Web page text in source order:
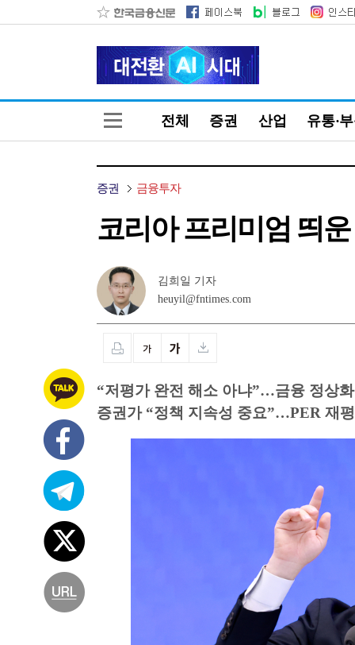
전체 증권 산업 유통·
증권 금융투자
코리아 프리미엄 띄
김희일 기자
heuyil@fntimes.com
“저평가 완전 해소 아냐”…금융 정상
증권가 “정책 지속성 중요”…PER 재